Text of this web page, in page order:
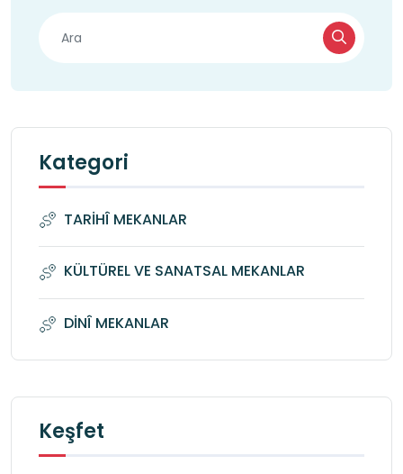
Kategori
TARİHÎ MEKANLAR
KÜLTÜREL VE SANATSAL MEKANLAR
DİNÎ MEKANLAR
Keşfet